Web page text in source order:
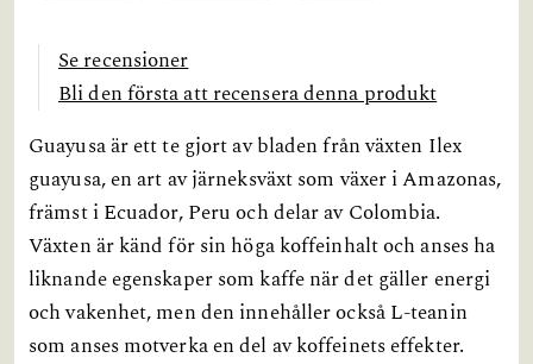
Se recensioner
Bli den första att recensera denna produkt
Guayusa är ett te gjort av bladen från växten Ilex
guayusa, en art av järneksväxt som växer i Amazonas,
främst i Ecuador, Peru och delar av Colombia.
Växten är känd för sin höga koffeinhalt och anses ha
liknande egenskaper som kaffe när det gäller energi
och vakenhet, men den innehåller också L-teanin
som anses motverka en del av koffeinets effekter.